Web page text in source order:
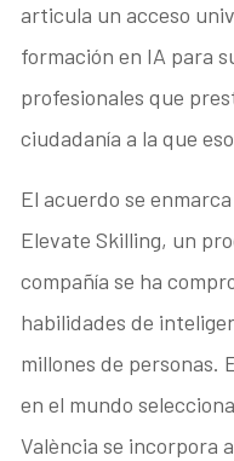
articula un acceso
formación en IA para
profesionales que
ciudadanía a la que
El acuerdo se
Elevate Skilling, un
compañía se ha
habilidades de
millones de personas.
en el mundo
València se incorpora